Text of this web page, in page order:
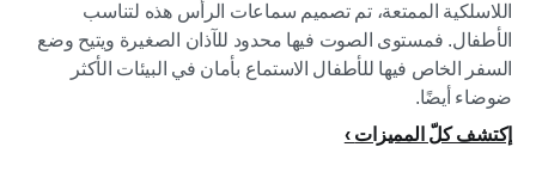
اللاسلكية الممتعة، تم تصميم سماعات الرأس هذه لتناسب
الأطفال. فمستوى الصوت فيها محدود للآذان الصغيرة ويتيح وضع
السفر الخاص فيها للأطفال الاستماع بأمان في البيئات الأكثر
ضوضاء أيضًا.
إكتشف كلّ المميزات